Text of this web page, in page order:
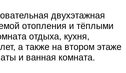
двухэтажная
отопления и тёплыми
отдыха, кухня,
а также на втором этаже
и ванная комната.